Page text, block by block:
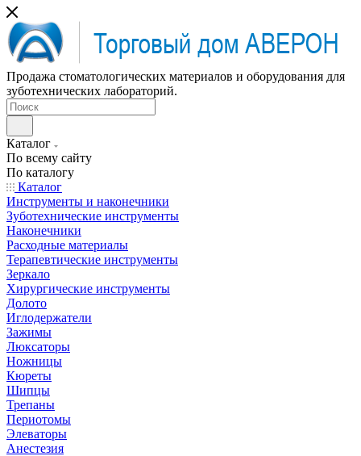
Продажа стоматологических материалов и оборудования для
зуботехнических лабораторий.
Каталог
По всему сайту
По каталогу
Каталог
Инструменты и наконечники
Зуботехнические инструменты
Наконечники
Расходные материалы
Терапевтические инструменты
Зеркало
Хирургические инструменты
Долото
Иглодержатели
Зажимы
Люксаторы
Ножницы
Кюреты
Шипцы
Трепаны
Периотомы
Элеваторы
Анестезия